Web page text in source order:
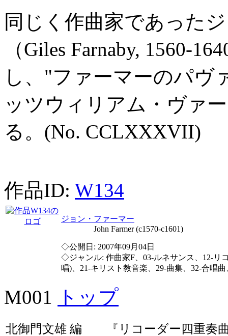
同じく作曲家であった
（Giles Farnaby, 1560-
し、"ファーマーのパヴ
ッツウィリアム・ヴァ
る。(No. CCLXXXVII)
作品ID: W134
ジョン・ファーマー
John Farmer (c1570-c1601)
◇公開日: 2007年09月04日
◇ジャンル: 作曲家F、03-ルネサンス、12-リ
唱)、21-キリスト教音楽、29-曲集、32-合唱
M001 トップ
北御門文雄 編 『リコーダー四重奏